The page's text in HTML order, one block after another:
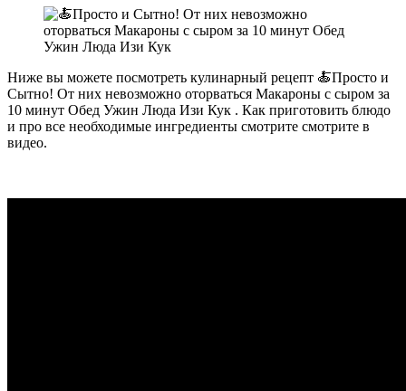
Ниже вы можете посмотреть кулинарный рецепт 🍝Просто и
Сытно! От них невозможно оторваться Макароны с сыром за
10 минут Обед Ужин Люда Изи Кук . Как приготовить блюдо
и про все необходимые ингредиенты смотрите смотрите в
видео.